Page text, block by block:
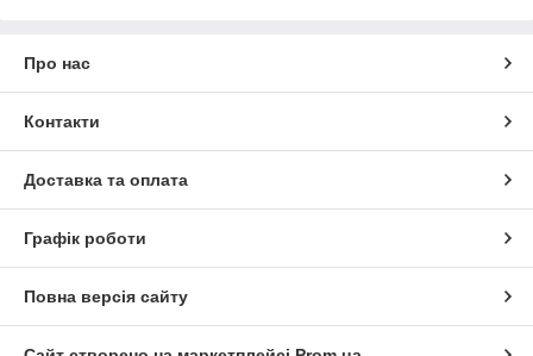
Про нас
Контакти
Доставка та оплата
Графік роботи
Повна версія сайту